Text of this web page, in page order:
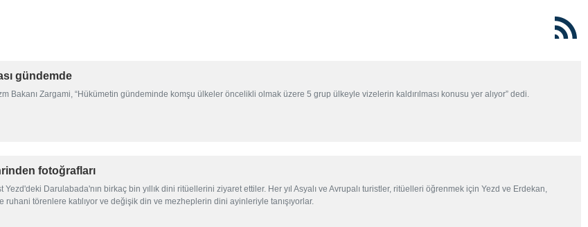
gündemde
Bakanı Zargami, “Hükümetin gündeminde komşu ülkeler öncelikli olmak üzere 5 grup ülkeyle vizelerin kaldırılması konusu yer alıyor” dedi.
fotoğrafları
Darulabada'nın birkaç bin yıllık dini ritüellerini ziyaret ettiler. Her yıl Asyalı ve Avrupalı turistler, ritüelleri öğrenmek için Yezd ve Erdekan,
ruhani törenlere katılıyor ve değişik din ve mezheplerin dini ayinleriyle tanışıyorlar.